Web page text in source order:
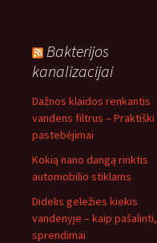
Bakterijos
kanalizacijai
Dažnos klaidos renkantis
vandens filtrus – Praktiški
pastebėjimai
Kokią nano dangą rinktis
automobilio stiklams
Didelis geležies kiekis
vandenyje – kaip pašalinti,
sprendimai